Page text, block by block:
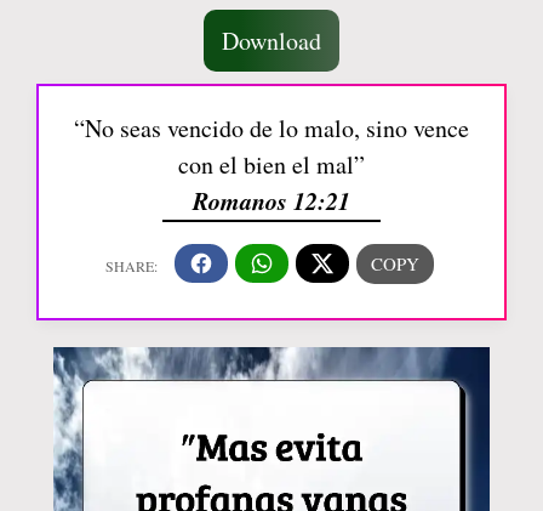
Download
“No seas vencido de lo malo, sino vence
con el bien el mal”
Romanos 12:21